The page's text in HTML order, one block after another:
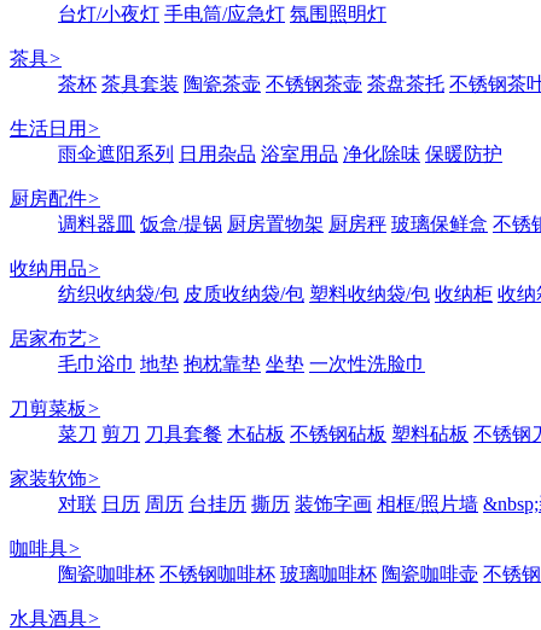
台灯/小夜灯 手电筒/应急灯 氛围照明灯
茶具>
茶杯 茶具套装 陶瓷茶壶 不锈钢茶壶 茶盘茶托 不锈钢茶
生活日用 >
雨伞遮阳系列
日用杂品 浴室用品 净化除味 保暖防护
厨房配件>
调料器皿 饭盒/提锅 厨房置物架 厨房秤 玻璃保鲜盒 不锈
收纳用品>
纺织收纳袋/包 皮质收纳袋/包 塑料收纳袋/包 收纳柜 收纳
居家布艺>
毛巾浴巾 地垫 抱枕靠垫 坐垫 一次性洗脸巾
刀剪菜板>
菜刀 剪刀 刀具套餐 木砧板 不锈钢砧板 塑料砧板 不锈钢
家装软饰>
对联 日历 周历 台挂历 撕历 装饰字画 相框/照片墙
咖啡具>
陶瓷咖啡杯 不锈钢咖啡杯 玻璃咖啡杯 陶瓷咖啡壶 不锈
水具酒具>